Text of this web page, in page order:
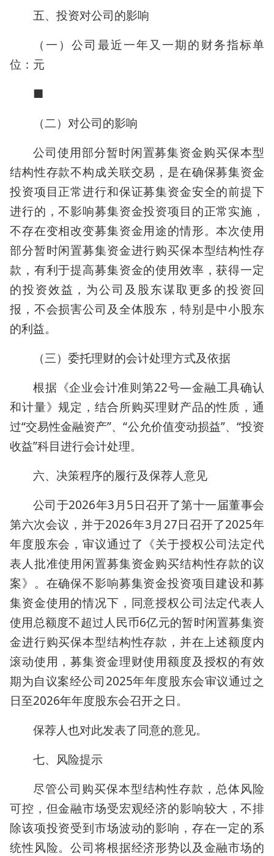
五、投资对公司的影响
（一）公司最近一年又一期的财务指标单
位：元
■
（二）对公司的影响
公司使用部分暂时闲置募集资金购买保本型
结构性存款不构成关联交易，是在确保募集资金
投资项目正常进行和保证募集资金安全的前提下
进行的，不影响募集资金投资项目的正常实施，
不存在变相改变募集资金用途的情形。本次使用
部分暂时闲置募集资金进行购买保本型结构性存
款，有利于提高募集资金的使用效率，获得一定
的投资效益，为公司及股东谋取更多的投资回
报，不会损害公司及全体股东，特别是中小股东
的利益。
（三）委托理财的会计处理方式及依据
根据《企业会计准则第22号—金融工具确认
和计量》规定，结合所购买理财产品的性质，通
过“交易性金融资产”、“公允价值变动损益”、“投资
收益”科目进行会计处理。
六、决策程序的履行及保荐人意见
公司于2026年3月5日召开了第十一届董事会
第六次会议，并于2026年3月27日召开了2025年
年度股东会，审议通过了《关于授权公司法定代
表人批准使用闲置募集资金购买结构性存款的议
案》。在确保不影响募集资金投资项目建设和募
集资金使用的情况下，同意授权公司法定代表人
使用总额度不超过人民币6亿元的暂时闲置募集资
金进行购买保本型结构性存款，并在上述额度内
滚动使用，募集资金理财使用额度及授权的有效
期为自议案经公司2025年年度股东会审议通过之
日至2026年年度股东会召开之日。
保荐人也对此发表了同意的意见。
七、风险提示
尽管公司购买保本型结构性存款，总体风险
可控，但金融市场受宏观经济的影响较大，不排
除该项投资受到市场波动的影响，存在一定的系
统性风险。公司将根据经济形势以及金融市场的